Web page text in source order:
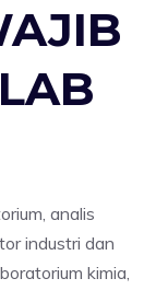
analis
industri dan
kimia,